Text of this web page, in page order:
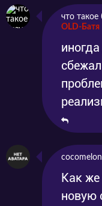
что такое
OLD-Батя
cocomelon
Как
новую